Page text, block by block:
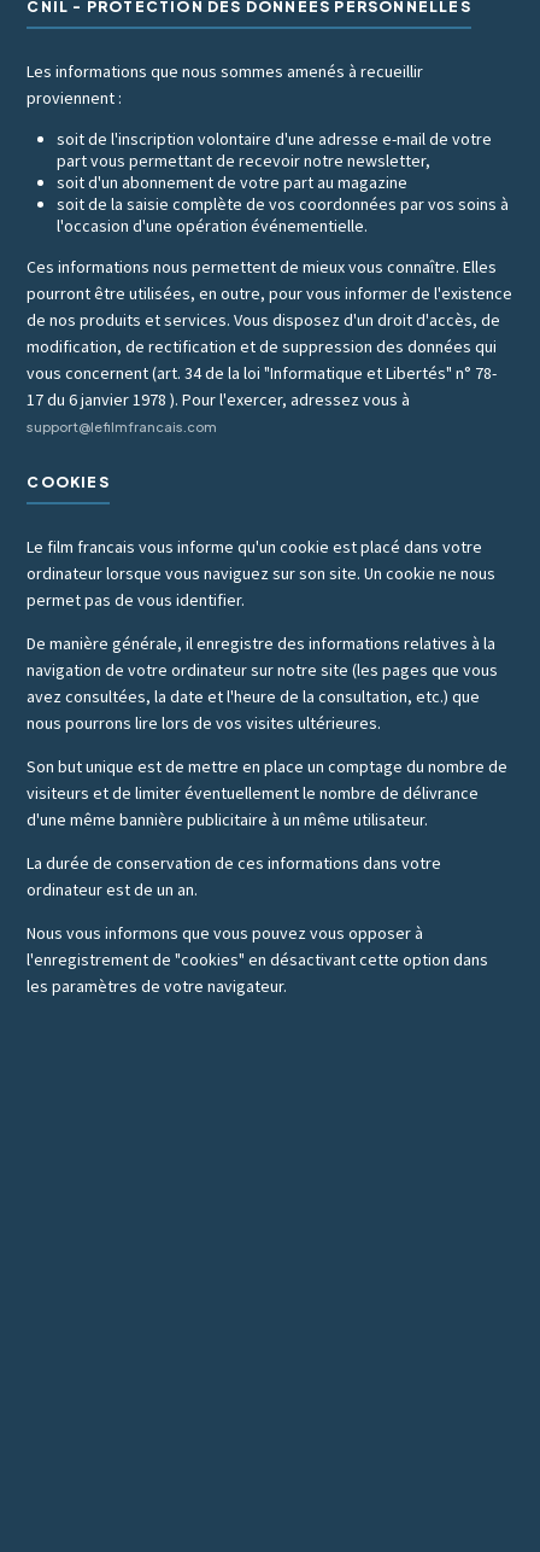
CNIL - PROTECTION DES DONNÉES PERSONNELLES
Les informations que nous sommes amenés à recueillir
proviennent :
soit de l'inscription volontaire d'une adresse e-mail de votre
part vous permettant de recevoir notre newsletter,
soit d'un abonnement de votre part au magazine
soit de la saisie complète de vos coordonnées par vos soins à
l'occasion d'une opération événementielle.
Ces informations nous permettent de mieux vous connaître. Elles
pourront être utilisées, en outre, pour vous informer de l'existence
de nos produits et services. Vous disposez d'un droit d'accès, de
modification, de rectification et de suppression des données qui
vous concernent (art. 34 de la loi "Informatique et Libertés" n° 78-
17 du 6 janvier 1978 ). Pour l'exercer, adressez vous à
support@lefilmfrancais.com
COOKIES
Le film francais vous informe qu'un cookie est placé dans votre
ordinateur lorsque vous naviguez sur son site. Un cookie ne nous
permet pas de vous identifier.
De manière générale, il enregistre des informations relatives à la
navigation de votre ordinateur sur notre site (les pages que vous
avez consultées, la date et l'heure de la consultation, etc.) que
nous pourrons lire lors de vos visites ultérieures.
Son but unique est de mettre en place un comptage du nombre de
visiteurs et de limiter éventuellement le nombre de délivrance
d'une même bannière publicitaire à un même utilisateur.
La durée de conservation de ces informations dans votre
ordinateur est de un an.
Nous vous informons que vous pouvez vous opposer à
l'enregistrement de "cookies" en désactivant cette option dans
les paramètres de votre navigateur.